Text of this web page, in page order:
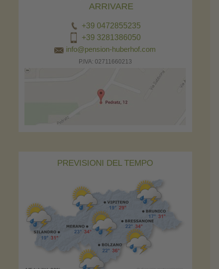
ARRIVARE
+39 0472855235
+39 3281386050
info@pension-huberhof.com
P.IVA: 02711660213
PREVISIONI DEL TEMPO